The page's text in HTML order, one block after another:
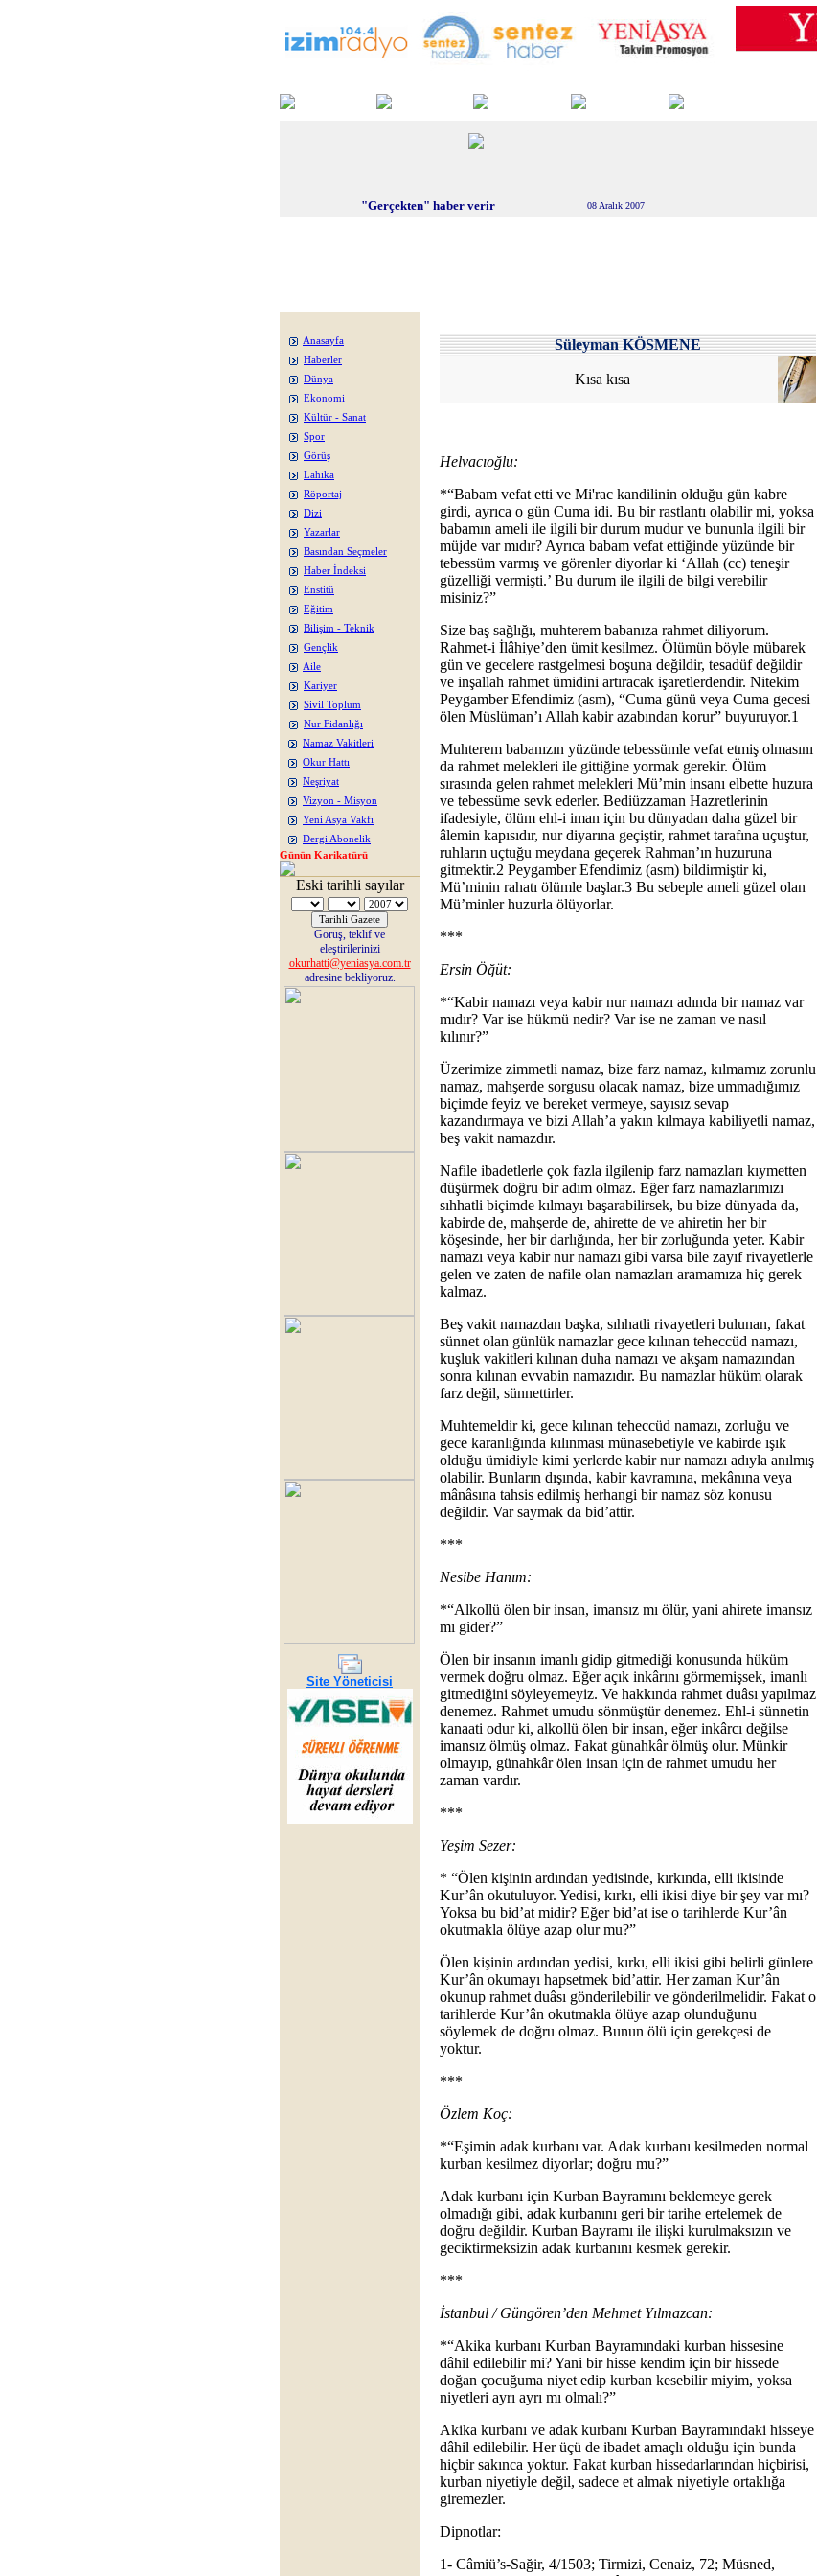
"Gerçekten" haber verir 08 Aralık 2007
Anasayfa
Haberler
Dünya
Ekonomi
Kültür - Sanat
Spor
Görüş
Lahika
Röportaj
Dizi
Yazarlar
Basından Seçmeler
Haber İndeksi
Enstitü
Eğitim
Bilişim - Teknik
Gençlik
Aile
Kariyer
Sivil Toplum
Nur Fidanlığı
Namaz Vakitleri
Okur Hattı
Neşriyat
Vizyon - Misyon
Yeni Asya Vakfı
Dergi Abonelik
Günün Karikatürü
Eski tarihli sayılar
Görüş, teklif ve
eleştirilerinizi
okurhatti@yeniasya.com.tr
adresine bekliyoruz.
Site Yöneticisi
Süleyman KÖSMENE
Kısa kısa
Helvacıoğlu:
*“Babam vefat etti ve Mi'rac kandilinin olduğu gün kabre
girdi, ayrıca o gün Cuma idi. Bu bir rastlantı olabilir mi, yoksa
babamın ameli ile ilgili bir durum mudur ve bununla ilgili bir
müjde var mıdır? Ayrıca babam vefat ettiğinde yüzünde bir
tebessüm varmış ve görenler diyorlar ki ‘Allah (cc) teneşir
güzelliği vermişti.’ Bu durum ile ilgili de bilgi verebilir
misiniz?”
Size baş sağlığı, muhterem babanıza rahmet diliyorum.
Rahmet-i İlâhiye’den ümit kesilmez. Ölümün böyle mübarek
gün ve gecelere rastgelmesi boşuna değildir, tesadüf değildir
ve inşallah rahmet ümidini artıracak işaretlerdendir. Nitekim
Peygamber Efendimiz (asm), “Cuma günü veya Cuma gecesi
ölen Müslüman’ı Allah kabir azabından korur” buyuruyor.1
Muhterem babanızın yüzünde tebessümle vefat etmiş olmasını
da rahmet melekleri ile gittiğine yormak gerekir. Ölüm
sırasında gelen rahmet melekleri Mü’min insanı elbette huzura
ve tebessüme sevk ederler. Bediüzzaman Hazretlerinin
ifadesiyle, ölüm ehl-i iman için bu dünyadan daha güzel bir
âlemin kapısıdır, nur diyarına geçiştir, rahmet tarafına uçuştur,
ruhların uçtuğu meydana geçerek Rahman’ın huzuruna
gitmektir.2 Peygamber Efendimiz (asm) bildirmiştir ki,
Mü’minin rahatı ölümle başlar.3 Bu sebeple ameli güzel olan
Mü’minler huzurla ölüyorlar.
***
Ersin Öğüt:
*“Kabir namazı veya kabir nur namazı adında bir namaz var
mıdır? Var ise hükmü nedir? Var ise ne zaman ve nasıl
kılınır?”
Üzerimize zimmetli namaz, bize farz namaz, kılmamız zorunlu
namaz, mahşerde sorgusu olacak namaz, bize ummadığımız
biçimde feyiz ve bereket vermeye, sayısız sevap
kazandırmaya ve bizi Allah’a yakın kılmaya kabiliyetli namaz,
beş vakit namazdır.
Nafile ibadetlerle çok fazla ilgilenip farz namazları kıymetten
düşürmek doğru bir adım olmaz. Eğer farz namazlarımızı
sıhhatli biçimde kılmayı başarabilirsek, bu bize dünyada da,
kabirde de, mahşerde de, ahirette de ve ahiretin her bir
köşesinde, her bir darlığında, her bir zorluğunda yeter. Kabir
namazı veya kabir nur namazı gibi varsa bile zayıf rivayetlerle
gelen ve zaten de nafile olan namazları aramamıza hiç gerek
kalmaz.
Beş vakit namazdan başka, sıhhatli rivayetleri bulunan, fakat
sünnet olan günlük namazlar gece kılınan teheccüd namazı,
kuşluk vakitleri kılınan duha namazı ve akşam namazından
sonra kılınan evvabin namazıdır. Bu namazlar hüküm olarak
farz değil, sünnettirler.
Muhtemeldir ki, gece kılınan teheccüd namazı, zorluğu ve
gece karanlığında kılınması münasebetiyle ve kabirde ışık
olduğu ümidiyle kimi yerlerde kabir nur namazı adıyla anılmış
olabilir. Bunların dışında, kabir kavramına, mekânına veya
mânâsına tahsis edilmiş herhangi bir namaz söz konusu
değildir. Var saymak da bid’attir.
***
Nesibe Hanım:
*“Alkollü ölen bir insan, imansız mı ölür, yani ahirete imansız
mı gider?”
Ölen bir insanın imanlı gidip gitmediği konusunda hüküm
vermek doğru olmaz. Eğer açık inkârını görmemişsek, imanlı
gitmediğini söyleyemeyiz. Ve hakkında rahmet duâsı yapılmaz
denemez. Rahmet umudu sönmüştür denemez. Ehl-i sünnetin
kanaati odur ki, alkollü ölen bir insan, eğer inkârcı değilse
imansız ölmüş olmaz. Fakat günahkâr ölmüş olur. Münkir
olmayıp, günahkâr ölen insan için de rahmet umudu her
zaman vardır.
***
Yeşim Sezer:
* “Ölen kişinin ardından yedisinde, kırkında, elli ikisinde
Kur’ân okutuluyor. Yedisi, kırkı, elli ikisi diye bir şey var mı?
Yoksa bu bid’at midir? Eğer bid’at ise o tarihlerde Kur’ân
okutmakla ölüye azap olur mu?”
Ölen kişinin ardından yedisi, kırkı, elli ikisi gibi belirli günlere
Kur’ân okumayı hapsetmek bid’attir. Her zaman Kur’ân
okunup rahmet duâsı gönderilebilir ve gönderilmelidir. Fakat o
tarihlerde Kur’ân okutmakla ölüye azap olunduğunu
söylemek de doğru olmaz. Bunun ölü için gerekçesi de
yoktur.
***
Özlem Koç:
*“Eşimin adak kurbanı var. Adak kurbanı kesilmeden normal
kurban kesilmez diyorlar; doğru mu?”
Adak kurbanı için Kurban Bayramını beklemeye gerek
olmadığı gibi, adak kurbanını geri bir tarihe ertelemek de
doğru değildir. Kurban Bayramı ile ilişki kurulmaksızın ve
geciktirmeksizin adak kurbanını kesmek gerekir.
***
İstanbul / Güngören’den Mehmet Yılmazcan:
*“Akika kurbanı Kurban Bayramındaki kurban hissesine
dâhil edilebilir mi? Yani bir hisse kendim için bir hissede
doğan çocuğuma niyet edip kurban kesebilir miyim, yoksa
niyetleri ayrı ayrı mı olmalı?”
Akika kurbanı ve adak kurbanı Kurban Bayramındaki hisseye
dâhil edilebilir. Her üçü de ibadet amaçlı olduğu için bunda
hiçbir sakınca yoktur. Fakat kurban hissedarlarından hiçbirisi,
kurban niyetiyle değil, sadece et almak niyetiyle ortaklığa
giremezler.
Dipnotlar:
1- Câmiü’s-Sağir, 4/1503; Tirmizi, Cenaiz, 72; Müsned,